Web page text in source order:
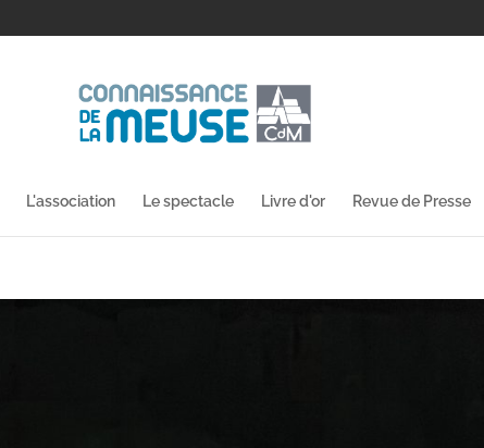
L'association Le spectacle Livre d'or Revue de Presse